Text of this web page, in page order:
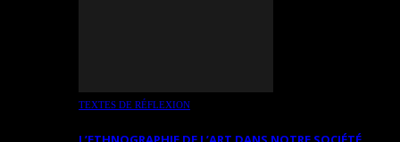
TEXTES DE RÉFLEXION